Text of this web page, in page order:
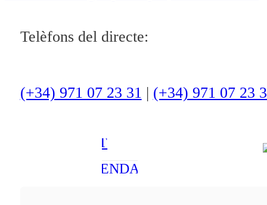
Telèfons del directe:
(+34) 971 07 23 31 | (+34) 971 07 23
OCI
ENTREVISTES
AMBIENT
AGENDA